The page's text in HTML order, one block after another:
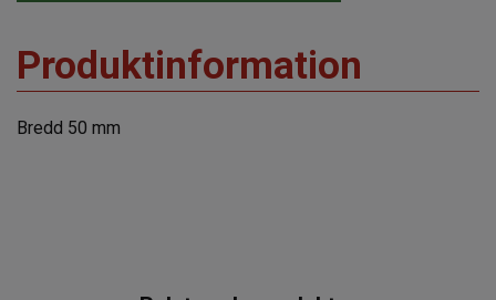
Produktinformation
Bredd 50 mm